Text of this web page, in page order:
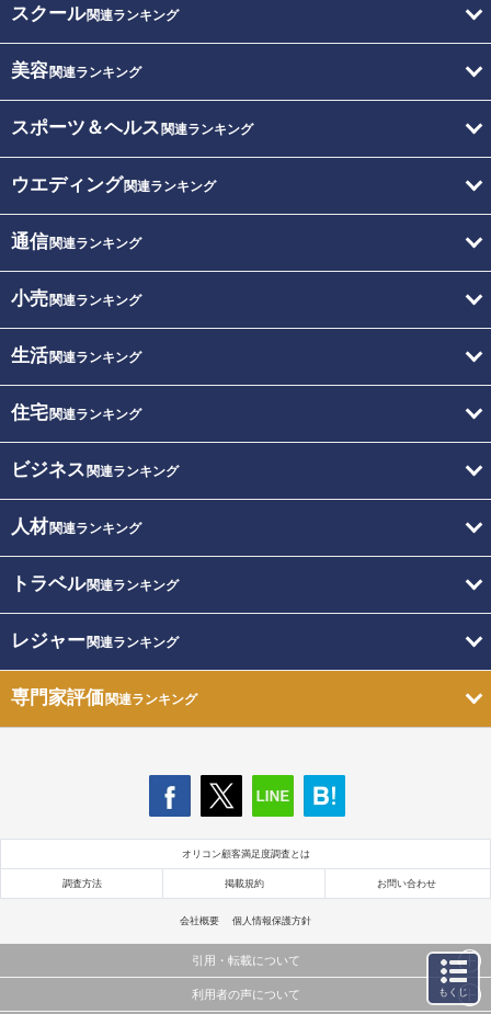
スクール関連ランキング
美容関連ランキング
スポーツ＆ヘルス 関連ランキング
ウエディング関連ランキング
通信関連ランキング
小売関連ランキング
生活関連ランキング
住宅関連ランキング
ビジネス 関連ランキング
人材関連ランキング
トラベル関連ランキング
レジャー関連ランキング
専門家評価関連ランキング
オリコン顧客満足度調査とは
調査方法 掲載規約 お問い合わせ
会社概要 個人情報保護方針
引用・転載について
当サイトで公開されている情報（文字、写真、イラスト、画像データ等）及びこれらの配置・
利用者の声について もくじ